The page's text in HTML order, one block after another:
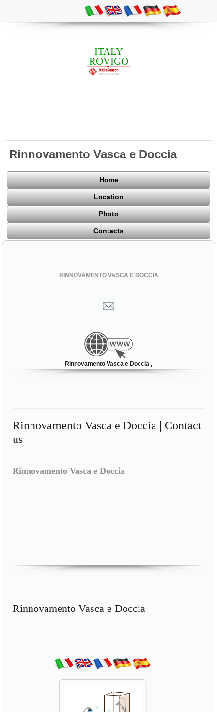
ITALY
ROVIGO
Rinnovamento Vasca e Doccia
Home
Location
Photo
Contacts
RINNOVAMENTO VASCA E DOCCIA
Rinnovamento Vasca e Doccia ,
Rinnovamento Vasca e Doccia | Contact
us
Rinnovamento Vasca e Doccia
Rinnovamento Vasca e Doccia